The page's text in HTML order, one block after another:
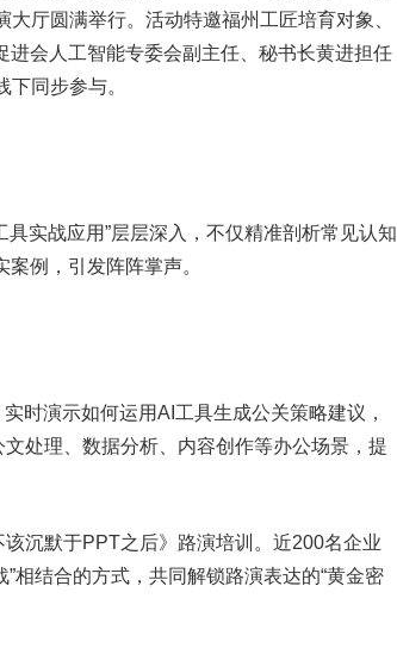
厅圆满举行。活动特邀福州工匠培育对象、
会人工智能专委会副主任、秘书长黄进担任
同步参与。
具实战应用”层层深入，不仅精准剖析常见认知
例，引发阵阵掌声。
时演示如何运用AI工具生成公关策略建议，
处理、数据分析、内容创作等办公场景，提
沉默于PPT之后》路演培训。近200名企业
相结合的方式，共同解锁路演表达的“黄金密